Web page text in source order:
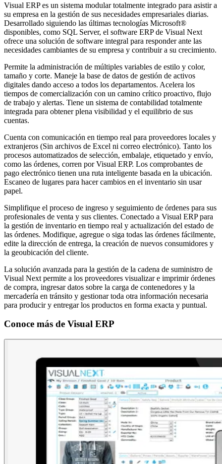
Visual ERP es un sistema modular totalmente integrado para asistir a
su empresa en la gestión de sus necesidades empresariales diarias.
Desarrollado siguiendo las últimas tecnologías Microsoft®
disponibles, como SQL Server, el software ERP de Visual Next
ofrece una solución de software integral para responder ante las
necesidades cambiantes de su empresa y contribuir a su crecimiento.
Permite la administración de múltiples variables de estilo y color,
tamaño y corte. Maneje la base de datos de gestión de activos
digitales dando acceso a todos los departamentos. Acelera los
tiempos de comercialización con un camino crítico proactivo, flujo
de trabajo y alertas. Tiene un sistema de contabilidad totalmente
integrada para obtener plena visibilidad y el equilibrio de sus
cuentas.
Cuenta con comunicación en tiempo real para proveedores locales y
extranjeros (Sin archivos de Excel ni correo electrónico). Tanto los
procesos automatizados de selección, embalaje, etiquetado y envío,
como las órdenes, corren por Visual ERP. Los comprobantes de
pago electrónico tienen una ruta inteligente basada en la ubicación.
Escaneo de lugares para hacer cambios en el inventario sin usar
papel.
Simplifique el proceso de ingreso y seguimiento de órdenes para sus
profesionales de venta y sus clientes. Conectado a Visual ERP para
la gestión de inventario en tiempo real y actualización del estado de
las órdenes. Modifique, agregue o siga todas las órdenes fácilmente,
edite la dirección de entrega, la creación de nuevos consumidores y
la geoubicación del cliente.
La solución avanzada para la gestión de la cadena de suministro de
Visual Next permite a los proveedores visualizar e imprimir órdenes
de compra, ingresar datos sobre la carga de contenedores y la
mercadería en tránsito y gestionar toda otra información necesaria
para producir y entregar los productos en forma exacta y puntual.
Conoce más de Visual ERP